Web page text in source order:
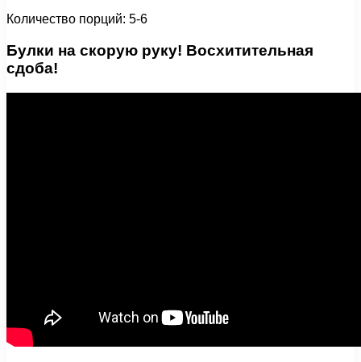
Количество порций: 5-6
Булки на скорую руку! Восхитительная
сдоба!